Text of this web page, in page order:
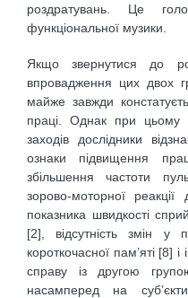
роздратувань. Це
функціональної музики.
Якщо звернутися до
впровадження цих двох
майже завжди
праці. Однак при цьому
заходів дослідники
ознаки підвищення
збільшення частоти
зорово-моторної
показника швидкості
[2], відсутність змін у
короткочасної пам’яті [8]
справу із другою
насамперед на